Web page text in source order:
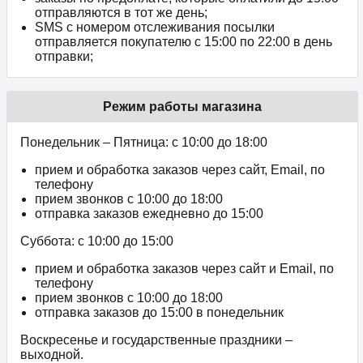
отправляются в тот же день;
SMS с номером отслеживания посылки
отправляется покупателю с 15:00 по 22:00 в день
отправки;
Режим работы магазина
Понедельник – Пятница: с 10:00 до 18:00
прием и обработка заказов через сайт, Email, по
телефону
прием звонков c 10:00 до 18:00
отправка заказов ежедневно до 15:00
Суббота: с 10:00 до 15:00
прием и обработка заказов через сайт и Email, по
телефону
прием звонков c 10:00 до 18:00
отправка заказов до 15:00 в понедельник
Воскресенье и государственные праздники –
выходной.